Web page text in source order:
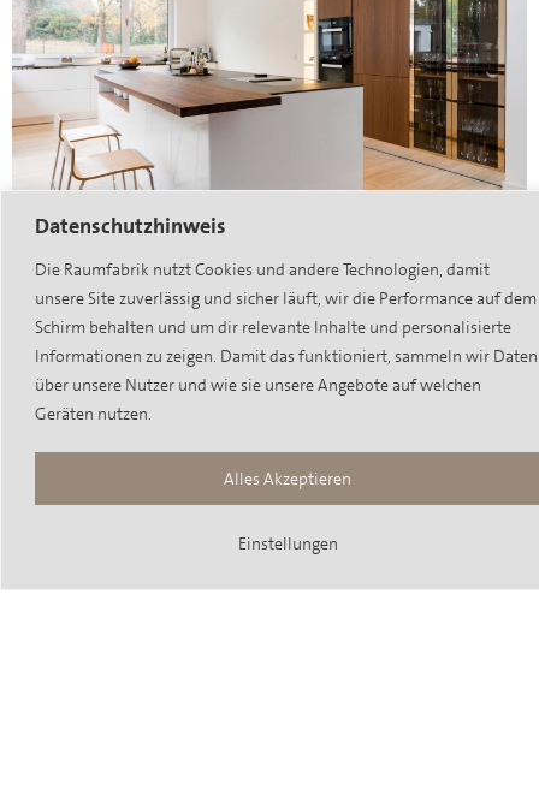
Datenschutzhinweis
Die Raumfabrik nutzt Cookies und andere Technologien, damit
unsere Site zuverlässig und sicher läuft, wir die Performance auf dem
Schirm behalten und um dir relevante Inhalte und personalisierte
Informationen zu zeigen. Damit das funktioniert, sammeln wir Daten
über unsere Nutzer und wie sie unsere Angebote auf welchen
Geräten nutzen.
Einstellungen
Alles Akzeptieren